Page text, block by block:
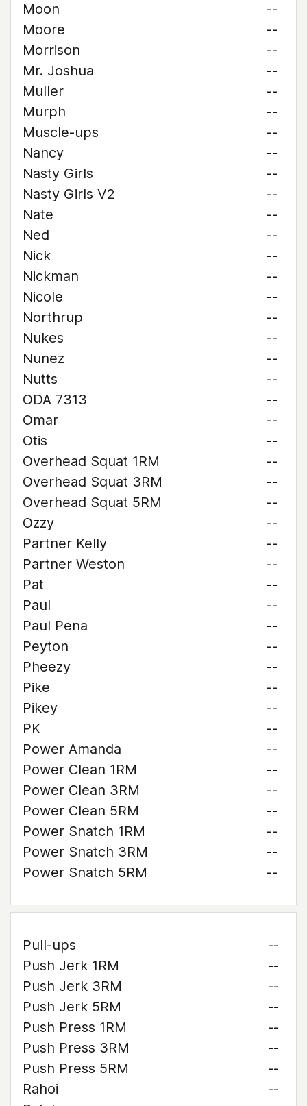
Moon
--
Moore
--
Morrison
--
Mr. Joshua
--
Muller
--
Murph
--
Muscle-ups
--
Nancy
--
Nasty Girls
--
Nasty Girls V2
--
Nate
--
Ned
--
Nick
--
Nickman
--
Nicole
--
Northrup
--
Nukes
--
Nunez
--
Nutts
--
ODA 7313
--
Omar
--
Otis
--
Overhead Squat 1RM
--
Overhead Squat 3RM
--
Overhead Squat 5RM
--
Ozzy
--
Partner Kelly
--
Partner Weston
--
Pat
--
Paul
--
Paul Pena
--
Peyton
--
Pheezy
--
Pike
--
Pikey
--
PK
--
Power Amanda
--
Power Clean 1RM
--
Power Clean 3RM
--
Power Clean 5RM
--
Power Snatch 1RM
--
Power Snatch 3RM
--
Power Snatch 5RM
--
Pull-ups
--
Push Jerk 1RM
--
Push Jerk 3RM
--
Push Jerk 5RM
--
Push Press 1RM
--
Push Press 3RM
--
Push Press 5RM
--
Rahoi
--